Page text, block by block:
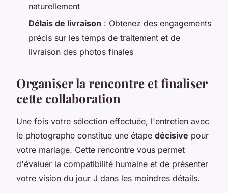
naturellement
Délais de livraison : Obtenez des engagements
précis sur les temps de traitement et de
livraison des photos finales
Organiser la rencontre et finaliser
cette collaboration
Une fois votre sélection effectuée, l'entretien avec
le photographe constitue une étape décisive pour
votre mariage. Cette rencontre vous permet
d'évaluer la compatibilité humaine et de présenter
votre vision du jour J dans les moindres détails.